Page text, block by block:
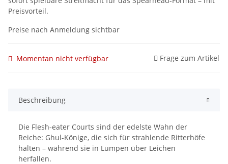
Preisvorteil.
Preise nach Anmeldung sichtbar
Momentan nicht verfügbar Frage zum Artikel
Beschreibung
Die Flesh-eater Courts sind der edelste Wahn der
Reiche: Ghul-Könige, die sich für strahlende Ritterhöfe
halten – während sie in Lumpen über Leichen
herfallen.